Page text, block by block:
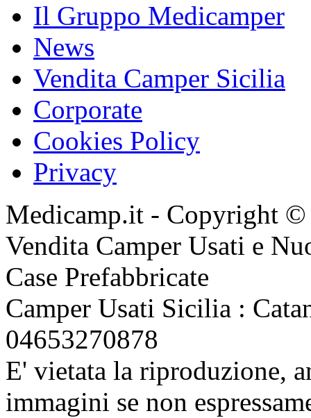
Il Gruppo Medicamper
News
Vendita Camper Sicilia
Corporate
Cookies Policy
Privacy
Medicamp.it - Copyright ©
Vendita Camper Usati e
Case Prefabbricate
Camper Usati Sicilia :
04653270878
E' vietata la riproduzione,
immagini se non